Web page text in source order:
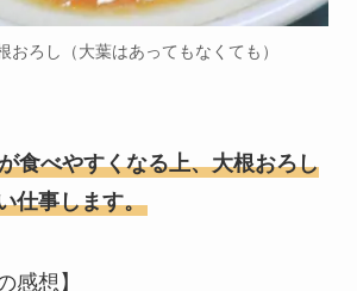
おろし（大葉はあってもなくても）
食べやすくなる上、大根おろし
仕事します。
感想】